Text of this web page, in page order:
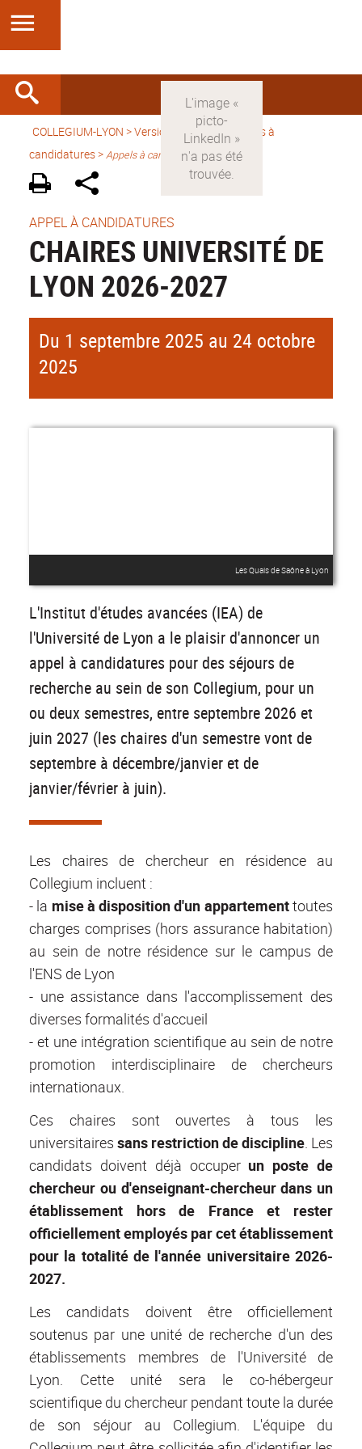
COLLEGIUM-LYON >Version française> Appels à
candidatures >Appels à candidature
APPEL À CANDIDATURES
CHAIRES UNIVERSITÉ DE
LYON 2026-2027
Du 1 septembre 2025 au 24 octobre
2025
Les Quais de Saône à Lyon
L'Institut d'études avancées (IEA) de
l'Université de Lyon a le plaisir d'annoncer un
appel à candidatures pour des séjours de
recherche au sein de son Collegium, pour un
ou deux semestres, entre septembre 2026 et
juin 2027 (les chaires d'un semestre vont de
septembre à décembre/janvier et de
janvier/février à juin).
Les chaires de chercheur en résidence au
Collegium incluent :
- la mise à disposition d'un appartementtoutes
charges comprises (hors assurance habitation)
au sein de notre résidence sur le campus de
l'ENS de Lyon
- une assistance dans l'accomplissement des
diverses formalités d'accueil
- et une intégration scientifique au sein de notre
promotion interdisciplinaire de chercheurs
internationaux.
Ces chaires sont ouvertes à tous les
universitaires sans restriction de discipline. Les
candidats doivent déjà occuperun poste de
chercheur ou d'enseignant-chercheur dans un
établissement hors de France et rester
officiellement employés par cet établissement
pour la totalité de l'année universitaire 2026-
2027.
Les candidats doivent être officiellement
soutenus par une unité de recherche d'un des
établissements membres de l'Université de
Lyon. Cette unité sera le co-hébergeur
scientifique du chercheur pendant toute la durée
de son séjour au Collegium. L'équipe du